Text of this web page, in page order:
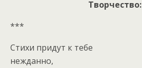
Творчество:
***
Стихи придут к тебе
нежданно,